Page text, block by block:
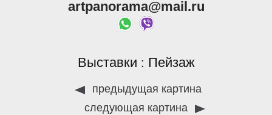
artpanorama@mail.ru
Выставки : Пейзаж
предыдущая картина
следующая картина